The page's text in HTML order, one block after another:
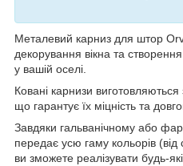
Металевий карниз для штор
декорування вікна та
у вашій оселі.
Ковані карнизи
що гарантує їх міцність та
Завдяки гальванічному або
передає усю гаму кольорів (від
ви зможете реалізувати будь-